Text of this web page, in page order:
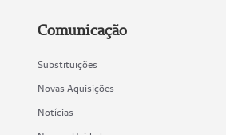
Comunicação
Substituições
Novas Aquisições
Notícias